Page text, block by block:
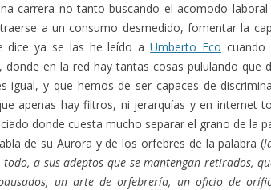
carrera no tanto buscando el acomodo
a un consumo desmedido, fomentar la
dice ya se las he leído aUmberto Eco cuando
donde en la red hay tantas cosas pululando que
igual, y que hemos de ser capaces de
apenas hay filtros, ni jerarquías y en internet
donde cuesta mucho separar el grano de la
de su Aurora y de los orfebres de la palabra (
a sus adeptos que se mantengan retirados,
un arte de orfebrería, un oficio de